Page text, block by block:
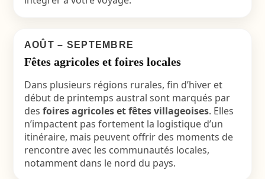
AOÛT – SEPTEMBRE
Fêtes agricoles et foires locales
Dans plusieurs régions rurales, fin d’hiver et
début de printemps austral sont marqués par
des foires agricoles et fêtes villageoises. Elles
n’impactent pas fortement la logistique d’un
itinéraire, mais peuvent offrir des moments de
rencontre avec les communautés locales,
notamment dans le nord du pays.